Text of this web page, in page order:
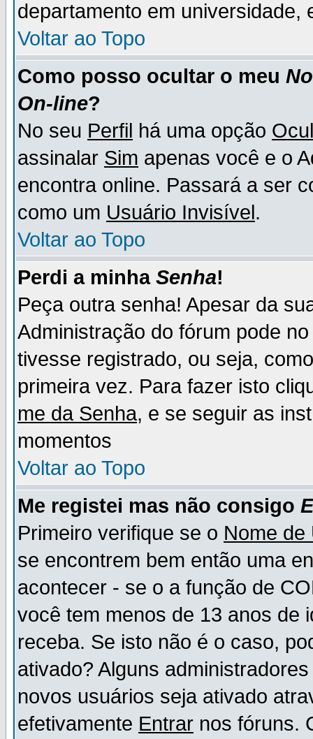
departamento em universidade,
Voltar ao Topo
Como posso ocultar o meu
On-line?
No seu Perfil há uma opção
assinalar Sim apenas você e o
encontra online. Passará a ser
como um Usuário Invisível.
Voltar ao Topo
Perdi a minha Senha!
Peça outra senha! Apesar da
Administração do fórum pode
tivesse registrado, ou seja,
primeira vez. Para fazer isto
me da Senha, e se seguir as
momentos
Voltar ao Topo
Me registei mas não consigo
Primeiro verifique se o Nome de
se encontrem bem então uma
acontecer - se o a função de
você tem menos de 13 anos de
receba. Se isto não é o caso,
ativado? Alguns
novos usuários seja ativado
efetivamente Entrar nos fóruns.